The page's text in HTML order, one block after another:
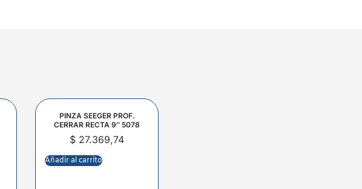
PINZA SEEGER PROF.
CERRAR RECTA 9″ 5078
$ 27.369,74
Añadir al carrito